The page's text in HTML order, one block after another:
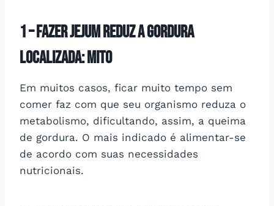
1 –fazer jejum reduz a gordura
localizada: mITO
Em muitos casos, ficar muito tempo sem
comer faz com que seu organismo reduza o
metabolismo, dificultando, assim, a queima
de gordura. O mais indicado é alimentar-se
de acordo com suas necessidades
nutricionais.